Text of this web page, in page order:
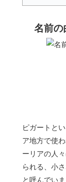
名前の
ピガートと
ア地方で使
ーリアの人
られる、小
と呼んでい